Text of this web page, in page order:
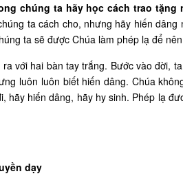
chúng ta hãy học cách trao tặng
ta cách cho, nhưng hãy hiến
ta sẽ được Chúa làm phép lạ để
với hai bàn tay trắng. Bước vào đời,
luôn luôn biết hiến dâng. Chúa
hãy hiến dâng, hãy hy sinh. Phép lạ
dạy